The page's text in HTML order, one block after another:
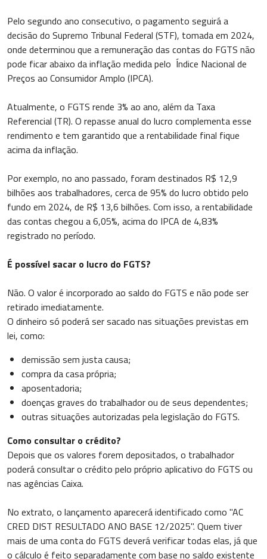
Pelo segundo ano consecutivo, o pagamento seguirá a
decisão do Supremo Tribunal Federal (STF), tomada em 2024,
onde determinou que a remuneração das contas do FGTS não
pode ficar abaixo da inflação medida pelo Índice Nacional de
Preços ao Consumidor Amplo (IPCA).
Atualmente, o FGTS rende 3% ao ano, além da Taxa
Referencial (TR). O repasse anual do lucro complementa esse
rendimento e tem garantido que a rentabilidade final fique
acima da inflação.
Por exemplo, no ano passado, foram destinados R$ 12,9
bilhões aos trabalhadores, cerca de 95% do lucro obtido pelo
fundo em 2024, de R$ 13,6 bilhões. Com isso, a rentabilidade
das contas chegou a 6,05%, acima do IPCA de 4,83%
registrado no período.
É possível sacar o lucro do FGTS?
Não. O valor é incorporado ao saldo do FGTS e não pode ser
retirado imediatamente.
O dinheiro só poderá ser sacado nas situações previstas em
lei, como:
demissão sem justa causa;
compra da casa própria;
aposentadoria;
doenças graves do trabalhador ou de seus dependentes;
outras situações autorizadas pela legislação do FGTS.
Como consultar o crédito?
Depois que os valores forem depositados, o trabalhador
poderá consultar o crédito pelo próprio aplicativo do FGTS ou
nas agências Caixa.
No extrato, o lançamento aparecerá identificado como "AC
CRED DIST RESULTADO ANO BASE 12/2025". Quem tiver
mais de uma conta do FGTS deverá verificar todas elas, já que
o cálculo é feito separadamente com base no saldo existente